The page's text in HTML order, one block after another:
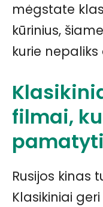
mėgstate
kūrinius,
kurie
filmai,
pamatyti
Rusijos kinas
Klasikiniai